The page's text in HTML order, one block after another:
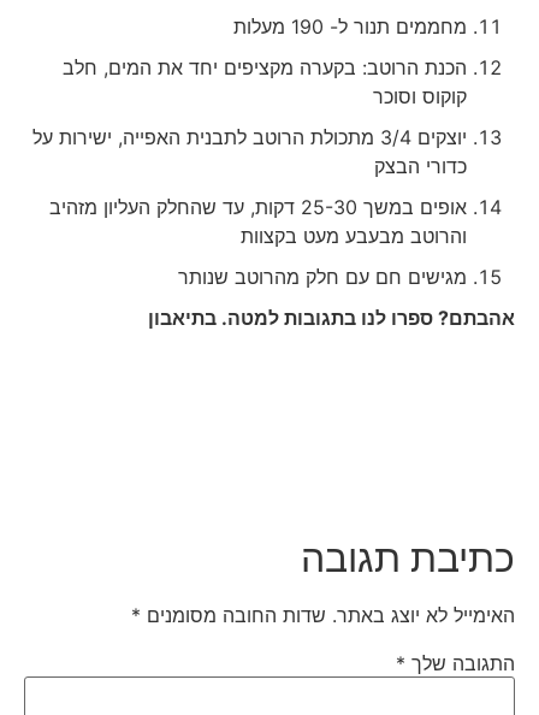
מחממים תנור ל- 190 מעלות
הכנת הרוטב: בקערה מקציפים יחד את המים, חלב
קוקוס וסוכר
יוצקים 3/4 מתכולת הרוטב לתבנית האפייה, ישירות על
כדורי הבצק
אופים במשך 25-30 דקות, עד שהחלק העליון מזהיב
והרוטב מבעבע מעט בקצוות
מגישים חם עם חלק מהרוטב שנותר
אהבתם? ספרו לנו בתגובות למטה. בתיאבון
כתיבת תגובה
האימייל לא יוצג באתר. שדות החובה מסומנים*
התגובה שלך*